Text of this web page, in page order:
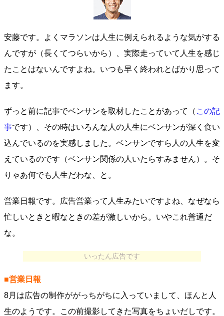
安藤です。よくマラソンは人生に例えられるような気がする
んですが（長くてつらいから）、実際走っていて人生を感じ
たことはないんですよね。いつも早く終われとばかり思って
ます。
ずっと前に記事でベンサンを取材したことがあって（ この記
事です）、その時はいろんな人の人生にベンサンが深く食い
込んでいるのを実感しました。ベンサンですら人の人生を変
えているのです（ベンサン関係の人いたらすみません）。そ
りゃあ何でも人生だわな、と。
営業日報です。広告営業って人生みたいですよね、なぜなら
忙しいときと暇なときの差が激しいから。いやこれ普通だ
な。
いったん広告です
■営業日報
8月は広告の制作ががっちがちに入っていまして、ほんと人
生のようです。この前撮影してきた写真をちょいだしです。